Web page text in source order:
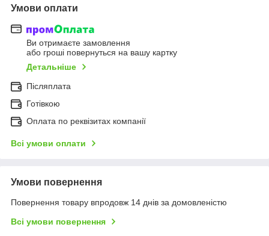
Умови оплати
Ви отримаєте замовлення
або гроші повернуться на вашу картку
Детальніше
Післяплата
Готівкою
Оплата по реквізитах компанії
Всі умови оплати
Умови повернення
Повернення товару впродовж 14 днів за домовленістю
Всі умови повернення